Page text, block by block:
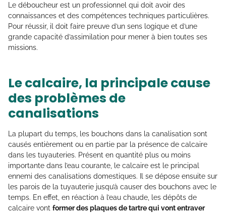
Le déboucheur est un professionnel qui doit avoir des
connaissances et des compétences techniques particulières.
Pour réussir, il doit faire preuve d’un sens logique et d’une
grande capacité d’assimilation pour mener à bien toutes ses
missions.
Le calcaire, la principale cause
des problèmes de
canalisations
La plupart du temps, les bouchons dans la canalisation sont
causés entièrement ou en partie par la présence de calcaire
dans les tuyauteries. Présent en quantité plus ou moins
importante dans l’eau courante, le calcaire est le principal
ennemi des canalisations domestiques. Il se dépose ensuite sur
les parois de la tuyauterie jusqu’à causer des bouchons avec le
temps. En effet, en réaction à l’eau chaude, les dépôts de
calcaire vont former des plaques de tartre qui vont entraver